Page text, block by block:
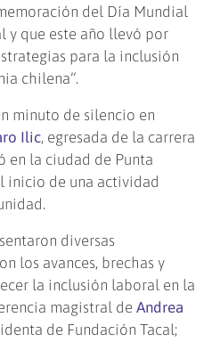
del Día Mundial
y que este año llevó por
para la inclusión
chilena”.
minuto de silencio en
Ilic, egresada de la carrera
en la ciudad de Punta
inicio de una actividad
diversas
los avances, brechas y
la inclusión laboral en la
magistral deAndrea
de Fundación Tacal;